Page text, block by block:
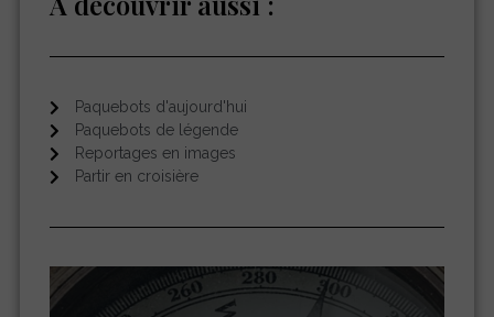
Paquebots d'aujourd'hui
Paquebots de légende
Reportages en images
Partir en croisière